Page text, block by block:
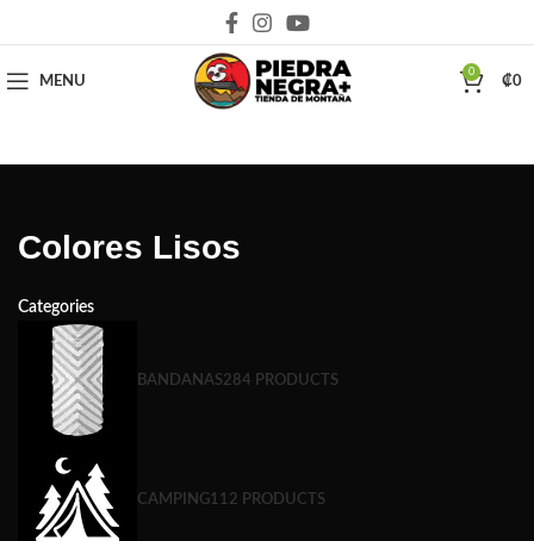
MENU
0
₡0
Colores Lisos
Categories
BANDANAS284 PRODUCTS
CAMPING112 PRODUCTS
Deja que la montaña sea parte de tu vida